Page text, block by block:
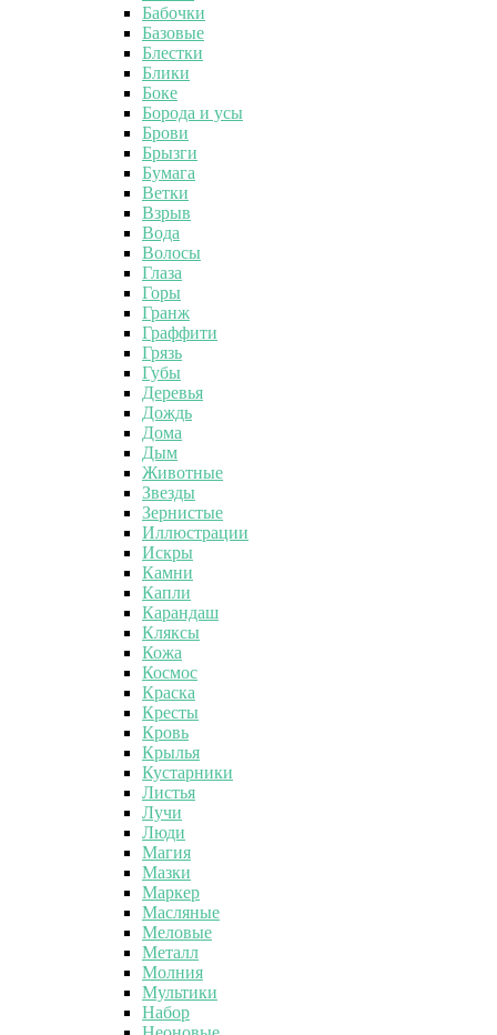
Бабочки
Базовые
Блестки
Блики
Боке
Борода и усы
Брови
Брызги
Бумага
Ветки
Взрыв
Вода
Волосы
Глаза
Горы
Гранж
Граффити
Грязь
Губы
Деревья
Дождь
Дома
Дым
Животные
Звезды
Зернистые
Иллюстрации
Искры
Камни
Капли
Карандаш
Кляксы
Кожа
Космос
Краска
Кресты
Кровь
Крылья
Кустарники
Листья
Лучи
Люди
Магия
Мазки
Маркер
Масляные
Меловые
Металл
Молния
Мультики
Набор